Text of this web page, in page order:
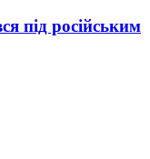
під російським